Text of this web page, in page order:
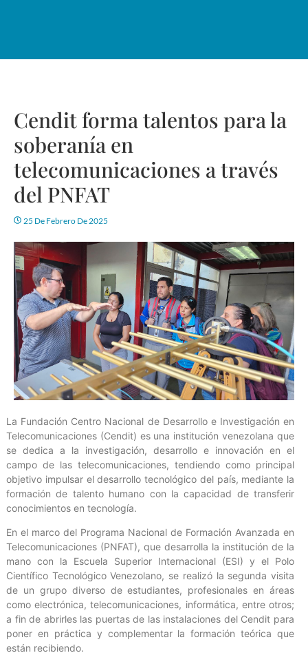
Cendit forma talentos para la
soberanía en
telecomunicaciones a través
del PNFAT
25 De Febrero De 2025
La Fundación Centro Nacional de Desarrollo e Investigación en
Telecomunicaciones (Cendit) es una institución venezolana que
se dedica a la investigación, desarrollo e innovación en el
campo de las telecomunicaciones, tendiendo como principal
objetivo impulsar el desarrollo tecnológico del país, mediante la
formación de talento humano con la capacidad de transferir
conocimientos en tecnología.
En el marco del Programa Nacional de Formación Avanzada en
Telecomunicaciones (PNFAT), que desarrolla la institución de la
mano con la Escuela Superior Internacional (ESI) y el Polo
Científico Tecnológico Venezolano, se realizó la segunda visita
de un grupo diverso de estudiantes, profesionales en áreas
como electrónica, telecomunicaciones, informática, entre otros;
a fin de abrirles las puertas de las instalaciones del Cendit para
poner en práctica y complementar la formación teórica que
están recibiendo.